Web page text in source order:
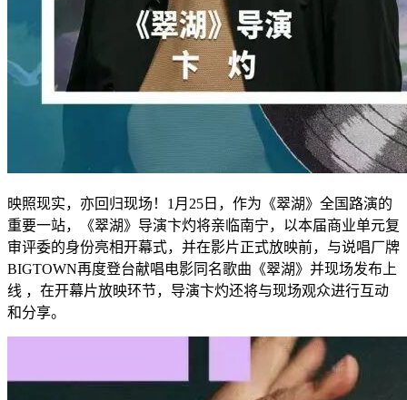
映照现实，亦回归现场！1月25日，作为《翠湖》全国路演的
重要一站，《翠湖》导演卞灼将亲临南宁，以本届商业单元复
审评委的身份亮相开幕式，并在影片正式放映前，与说唱厂牌
BIGTOWN再度登台献唱电影同名歌曲《翠湖》并现场发布上
线 ，在开幕片放映环节，导演卞灼还将与现场观众进行互动
和分享。